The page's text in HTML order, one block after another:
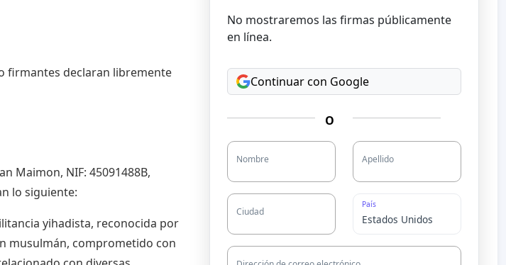
firmantes declaran libremente
Maimon, NIF: 45091488B,
lo siguiente:
yihadista, reconocida por
musulmán, comprometido con
No mostraremos las firmas públicamente
en línea.
Continuar con Google
O
Nombre Apellido
Ciudad
País